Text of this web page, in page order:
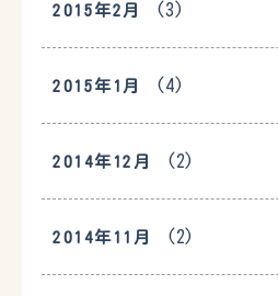
2015年2月 (3)
2015年1月 (4)
2014年12月 (2)
2014年11月 (2)